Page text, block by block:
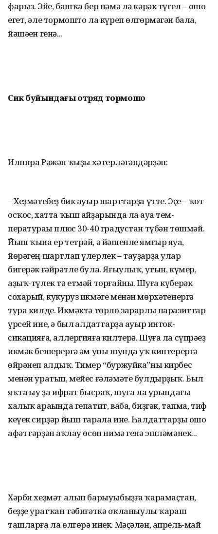
фарыз. Эйе, башҡа бер нәмә лә кәрәк түгел – ошо
егет, әле тормошто ла күреп өлгөрмәгән бала,
йәшәһен генә...
Сик буйындағыотряд тормошо
Илнира Рәжәп ҡыҙы хәтерләгәндәрҙән:
– Хеҙмәтебеҙ бик ауыр шарт­тарҙа үтте. Эҫе – ҡот
осҡос, хатта ҡыш айҙарында ла һауа тем­
ператураһы плюс 30-40 градус­тан түбән төшмәй.
Йыш ҡына ер тетрәй, ә йәшенле ям­ғыр яуһа,
йөрәгең шартлап үлерлек – тауҙарҙа улар
бигерәк ғәйрәтле була. Яғыулыҡ, утын, күмер,
аҙыҡ-түлек тә етмәй торғайны. Шуға күберәк
сохарый, кукуруз икмәге менән мөрхәтһенергә
тура килде. Икмәктә төрлө зарарлы паразиттар
үрсей ине, ә был һалдат­тарҙа ауыр инток­
сикацияға, аллергияға килтерә. Шуға ла сүпрәһеҙ
икмәк бешерергә һәм уны шунда уҡ киптерергә
өйрәнеп алдыҡ. Тимер “буржуйка”ны кирбес
менән уратып, мейес ғәләмәте булдыр­ҙыҡ. Был
яҡта һыу ҙа ифрат бысраҡ, шуға ла урындағы
халыҡ араһында гепатит, ваба, биҙгәк, тапма, тиф
кеүек сирҙәр йыш тарала ине. Һалдаттарҙы ошо
афәттәр­ҙән һаҡлау өсөн нимә генә эшләмәнек...
Хәрби хеҙмәт алып бары­уыбыҙға ҡарамаҫтан,
беҙҙе урат­ҡан тәбиғәткә һоҡланыулы ҡараш
ташларға ла өлгөрә инек. Мәҫәлән, апрель-май